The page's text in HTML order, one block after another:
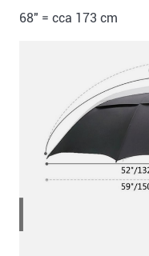
68" = cca 173 cm